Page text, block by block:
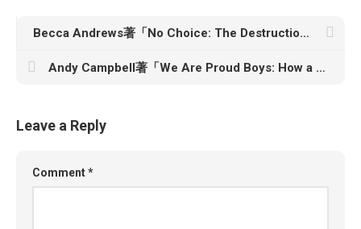
Becca Andrews著「No Choice: The Destruction of Roe v. Wade and the Fight to Protect a Fundamental American Right」
Andy Campbell著「We Are Proud Boys: How a Right-Wing Street Gang Ushered in a New Era of American Extremism」
Leave a Reply
Comment*